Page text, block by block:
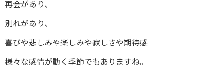
再会があり、
別れがあり、
喜びや悲しみや楽しみや寂しさや期待感…
様々な感情が動く季節でもありますね。